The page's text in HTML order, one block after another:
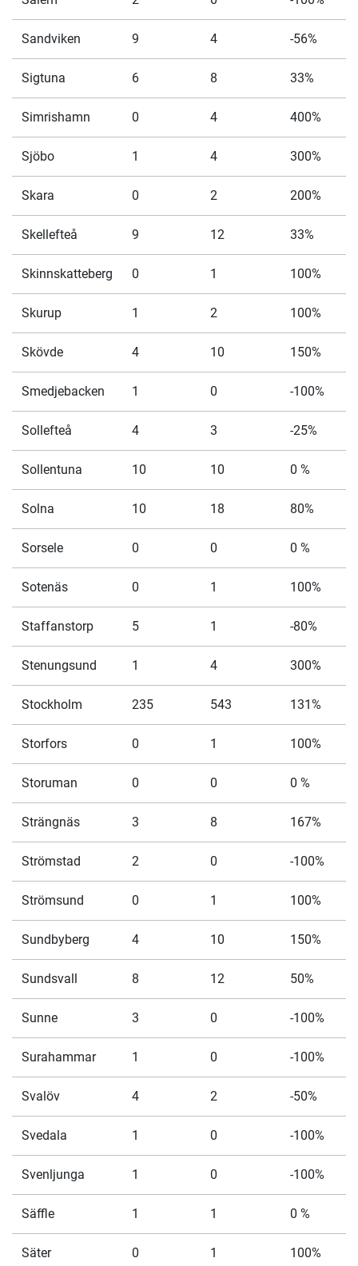
Sandviken 9 4 -56%
Sigtuna 6 8 33%
Simrishamn 0 4 400%
Sjöbo 1 4 300%
Skara 0 2 200%
Skellefteå 9 12 33%
Skinnskatteberg 0 1 100%
Skurup 1 2 100%
Skövde 4 10 150%
Smedjebacken 1 0 -100%
Sollefteå 4 3 -25%
Sollentuna 10 10 0 %
Solna 10 18 80%
Sorsele 0 0 0 %
Sotenäs 0 1 100%
Staffanstorp 5 1 -80%
Stenungsund 1 4 300%
Stockholm 235 543 131%
Storfors 0 1 100%
Storuman 0 0 0 %
Strängnäs 3 8 167%
Strömstad 2 0 -100%
Strömsund 0 1 100%
Sundbyberg 4 10 150%
Sundsvall 8 12 50%
Sunne 3 0 -100%
Surahammar 1 0 -100%
Svalöv 4 2 -50%
Svedala 1 0 -100%
Svenljunga 1 0 -100%
Säffle 1 1 0 %
Säter 0 1 100%